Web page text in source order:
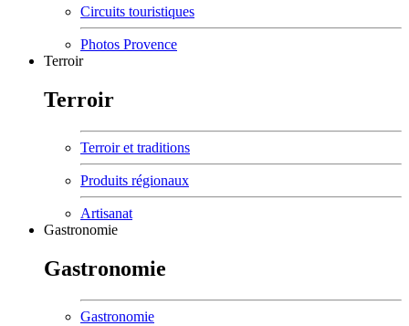
Circuits touristiques
Photos Provence
Terroir
Terroir
Terroir et traditions
Produits régionaux
Artisanat
Gastronomie
Gastronomie
Gastronomie